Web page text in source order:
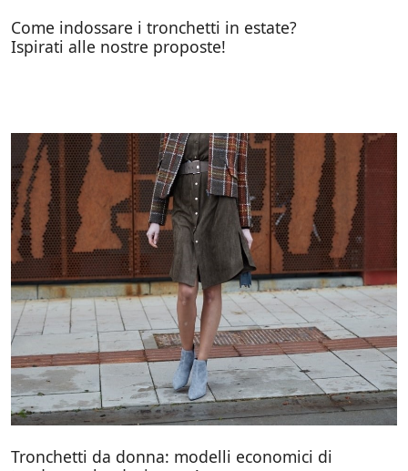
Come indossare i tronchetti in estate?
Ispirati alle nostre proposte!
Tronchetti da donna: modelli economici di